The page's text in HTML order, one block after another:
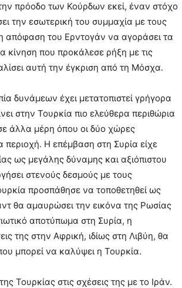
πρόοδο των Κούρδων εκεί, έναν στόχο
την εσωτερική του συμμαχία με τους
απόφαση του Ερντογάν να αγοράσει τα
που προκάλεσε ρήξη με τις
αυτή την έγκριση από τη Μόσχα.
δυνάμεων έχει μετατοπιστεί γρήγορα
στην Τουρκία πιο ελεύθερα περιθώρια
άλλα μέρη όπου οι δύο χώρες
περιοχή. Η επέμβαση στη Συρία είχε
ως μεγάλης δύναμης και αξιόπιστου
στενούς δεσμούς με τους
προσπάθησε να τοποθετηθεί ως
θα αμαυρώσει την εικόνα της Ρωσίας
αποτύπωμα στη Συρία, η
της στην Αφρική, ιδίως στη Λιβύη, θα
μπορεί να καλύψει η Τουρκία.
Τουρκίας στις σχέσεις της με το Ιράν.